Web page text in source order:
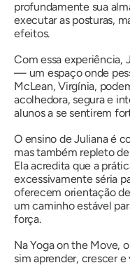
profundamente sua
executar as posturas,
efeitos.
Com essa experiência,
— um espaço onde
McLean, Virgínia,
acolhedora, segura e
alunos a se sentirem
O ensino de Juliana é
mas também repleto
Ela acredita que a
excessivamente séria
oferecem orientação
um caminho estável
força.
NaYoga on the Move,
sim aprender, crescer